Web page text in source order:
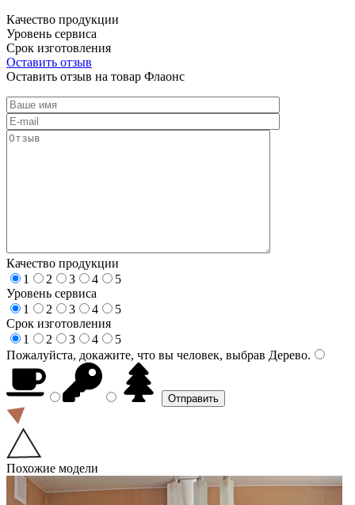
Качество продукции
Уровень сервиса
Срок изготовления
Оставить отзыв
Оставить отзыв на товар Флаонс
Качество продукции
1
2 3 4
5
Уровень сервиса
1
2 3 4
5
Срок изготовления
1
2 3 4
5
Пожалуйста, докажите, что вы человек, выбрав Дерево.
Похожие модели